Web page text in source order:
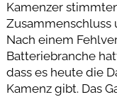
Kamenzer
Zusammenschluss
Nach einem
Batteriebranche
dass es heute die
Kamenz gibt. Das